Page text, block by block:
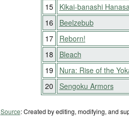
15
Kikai-banashi
16
Beelzebub
17
Reborn!
18
Bleach
19
Nura: Rise of the
20
Sengoku Armors
Source: Created by editing, modifying, and